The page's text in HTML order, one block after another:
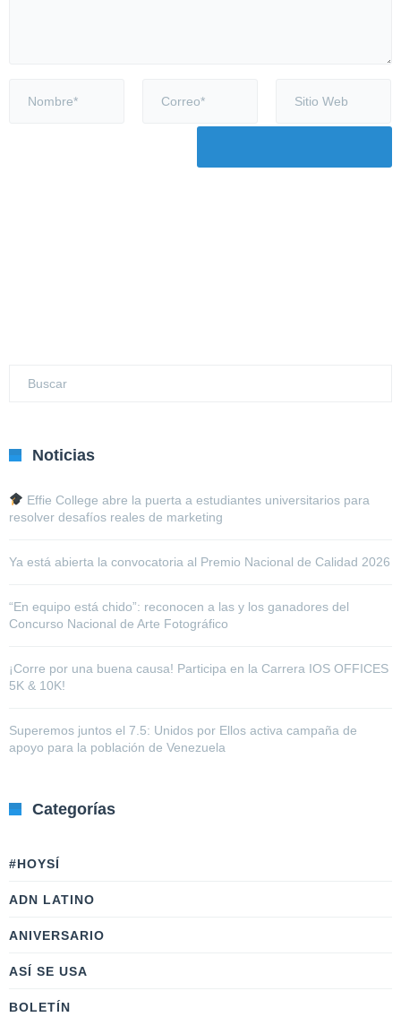
Noticias
Effie College abre la puerta a estudiantes universitarios para
resolver desafíos reales de marketing
Ya está abierta la convocatoria al Premio Nacional de Calidad 2026
“En equipo está chido”: reconocen a las y los ganadores del
Concurso Nacional de Arte Fotográfico
¡Corre por una buena causa! Participa en la Carrera IOS OFFICES
5K & 10K!
Superemos juntos el 7.5: Unidos por Ellos activa campaña de
apoyo para la población de Venezuela
Categorías
#HOYSÍ
ADN LATINO
ANIVERSARIO
ASÍ SE USA
BOLETÍN